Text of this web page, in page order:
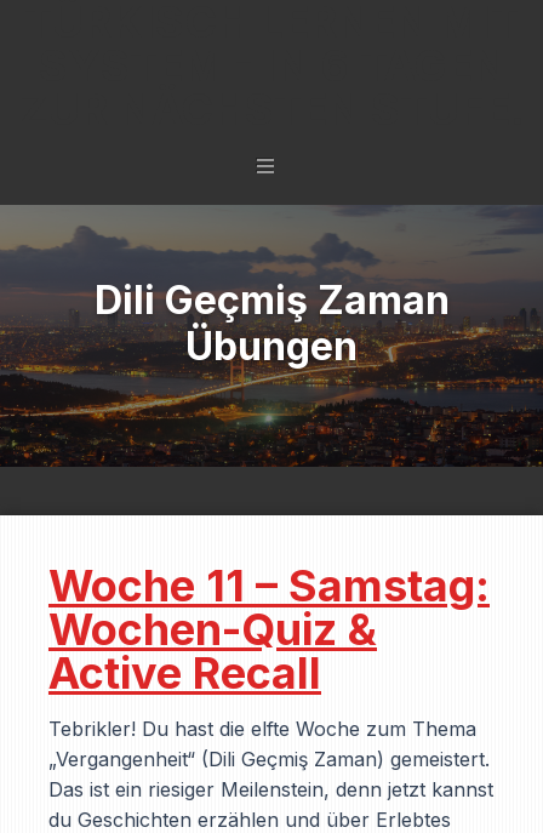
Dili Geçmiş Zaman
Übungen
Woche 11 – Samstag:
Wochen-Quiz &
Active Recall
Tebrikler! Du hast die elfte Woche zum Thema
„Vergangenheit“ (Dili Geçmiş Zaman) gemeistert.
Das ist ein riesiger Meilenstein, denn jetzt kannst
du Geschichten erzählen und über Erlebtes